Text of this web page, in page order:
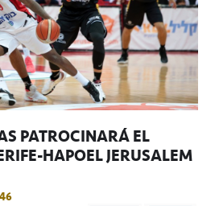
PATROCINARÁ EL
HAPOEL JERUSALEM